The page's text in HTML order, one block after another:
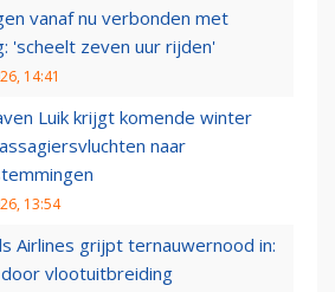
vanaf nu verbonden met
'scheelt zeven uur rijden'
14:41
Luik krijgt komende winter
naar
13:54
Airlines grijpt ternauwernood in:
vlootuitbreiding